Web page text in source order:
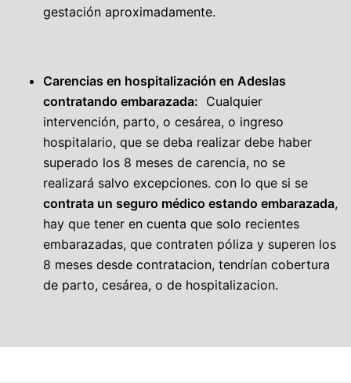
gestación aproximadamente.
Carencias en hospitalización en Adeslas
contratando embarazada: Cualquier
intervención, parto, o cesárea, o ingreso
hospitalario, que se deba realizar debe haber
superado los 8 meses de carencia, no se
realizará salvo excepciones. con lo que si se
contrata un seguro médico estando embarazada,
hay que tener en cuenta que solo recientes
embarazadas, que contraten póliza y superen los
8 meses desde contratacion, tendrían cobertura
de parto, cesárea, o de hospitalizacion.